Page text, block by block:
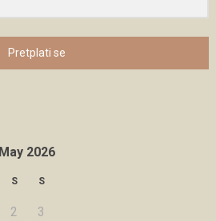
Pretplati se
May 2026
S S
2 3